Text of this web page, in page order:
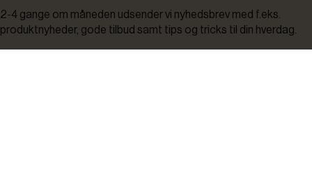
2-4 gange om måneden udsender vi nyhedsbrev med f.eks.
produktnyheder, gode tilbud samt tips og tricks til din hverdag.